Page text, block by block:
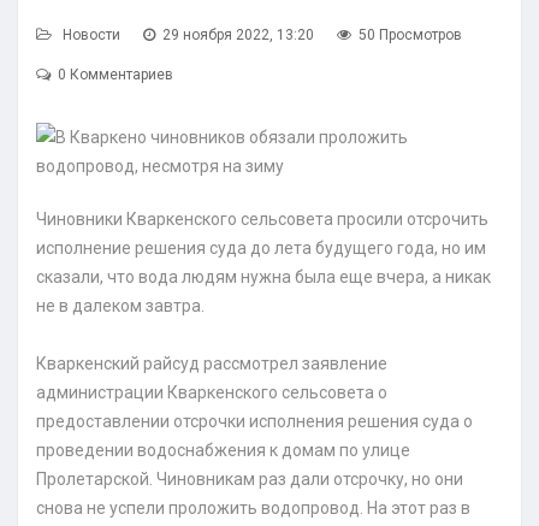
Новости 29 ноября 2022, 13:20 50 Просмотров
0 Комментариев
Чиновники Кваркенского сельсовета просили отсрочить
исполнение решения суда до лета будущего года, но им
сказали, что вода людям нужна была еще вчера, а никак
не в далеком завтра.
Кваркенский райсуд рассмотрел заявление
администрации Кваркенского сельсовета о
предоставлении отсрочки исполнения решения суда о
проведении водоснабжения к домам по улице
Пролетарской. Чиновникам раз дали отсрочку, но они
снова не успели проложить водопровод. На этот раз в